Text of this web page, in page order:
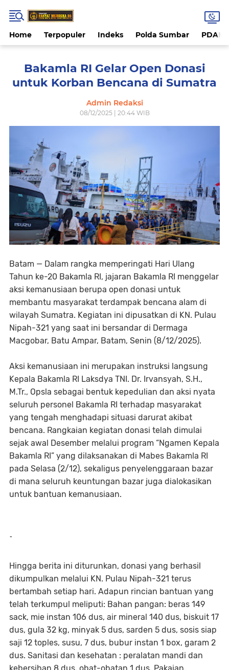
Home Terpopuler Indeks Polda Sumbar PDAM
Bakamla RI Gelar Open Donasi
untuk Korban Bencana di Sumatra
Admin Redaksi
08/12/2025 | 20:44 WIB
Batam — Dalam rangka memperingati Hari Ulang
Tahun ke-20 Bakamla RI, jajaran Bakamla RI menggelar
aksi kemanusiaan berupa open donasi untuk
membantu masyarakat terdampak bencana alam di
wilayah Sumatra. Kegiatan ini dipusatkan di KN. Pulau
Nipah-321 yang saat ini bersandar di Dermaga
Macgobar, Batu Ampar, Batam, Senin (8/12/2025).
Aksi kemanusiaan ini merupakan instruksi langsung
Kepala Bakamla RI Laksdya TNI. Dr. Irvansyah, S.H.,
M.Tr., Opsla sebagai bentuk kepedulian dan aksi nyata
seluruh personel Bakamla RI terhadap masyarakat
yang tengah menghadapi situasi darurat akibat
bencana. Rangkaian kegiatan donasi telah dimulai
sejak awal Desember melalui program “Ngamen Kepala
Bakamla RI” yang dilaksanakan di Mabes Bakamla RI
pada Selasa (2/12), sekaligus penyelenggaraan bazar
di mana seluruh keuntungan bazar juga dialokasikan
untuk bantuan kemanusiaan.
-
Hingga berita ini diturunkan, donasi yang berhasil
dikumpulkan melalui KN. Pulau Nipah-321 terus
bertambah setiap hari. Adapun rincian bantuan yang
telah terkumpul meliputi: Bahan pangan: beras 149
sack, mie instan 106 dus, air mineral 140 dus, biskuit 17
dus, gula 32 kg, minyak 5 dus, sarden 5 dus, sosis siap
saji 12 toples, susu, 7 dus, bubur instan 1 box, garam 2
dus. Sanitasi dan kesehatan : peralatan mandi dan